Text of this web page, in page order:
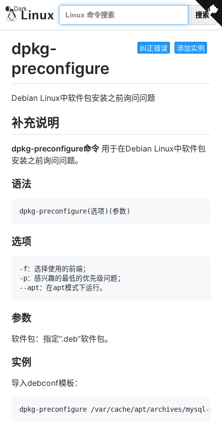
搜索
纠正错误 添加实例
dpkg-
preconfigure
Debian Linux中软件包安装之前询问问题
补充说明
dpkg-preconfigure命令用于在Debian Linux中软件包
安装之前询问问题。
语法
dpkg-preconfigure(选项) (参数)
选项
参数
软件包：指定“.deb”软件包。
实例
导入debconf模板：